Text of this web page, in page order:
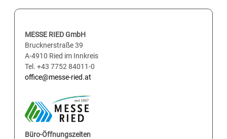
MESSE RIED GmbH
Brucknerstraße 39
A-4910 Ried im Innkreis
Tel. +43 7752 84011-0
office@messe-ried.at
Büro-Öffnungszeiten